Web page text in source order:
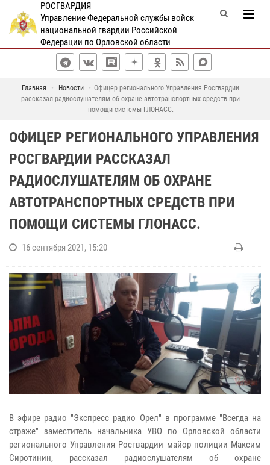
РОСГВАРДИЯ
Управление Федеральной службы войск
национальной гвардии Российской
Федерации по Орловской области
Главная Новости
Офицер регионального Управления Росгвардии
рассказал радиослушателям об охране автотранспортных средств при
помощи системы ГЛОНАСС.
ОФИЦЕР РЕГИОНАЛЬНОГО УПРАВЛЕНИЯ
РОСГВАРДИИ РАССКАЗАЛ
РАДИОСЛУШАТЕЛЯМ ОБ ОХРАНЕ
АВТОТРАНСПОРТНЫХ СРЕДСТВ ПРИ
ПОМОЩИ СИСТЕМЫ ГЛОНАСС.
16 сентября 2021, 15:20
В эфире радио "Экспресс радио Орел" в программе "Всегда на
страже" заместитель начальника УВО по Орловской области
регионального Управления Росгвардии майор полиции Максим
Сиротинин, рассказал радиослушателям об охране